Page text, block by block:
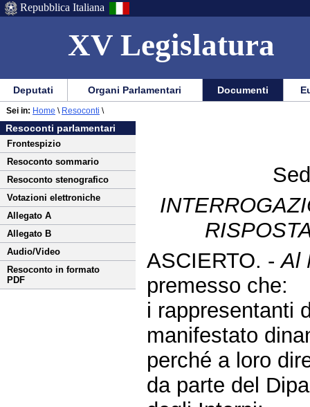
XV Legislatura
Menu
di
ausilio
alla
navigazione
Vai
Menu
di
navigazione
principale
Repubblica Italiana
Menu
di
navigazione
principale
Vai
menu
di
sezione
Deputati Organi Parlamentari Documenti
Vai
al
contenuto
Resoconti parlamentari
Frontespizio
Resoconto sommario
Resoconto stenografico
Votazioni elettroniche
Allegato A
Allegato B
Audio/Video
Resoconto in formato
PDF
Sei in: Home \ Resoconti \
ASCIERTO. -Al
premesso che:
i rappresentanti
manifestato
perché a loro
da parte del